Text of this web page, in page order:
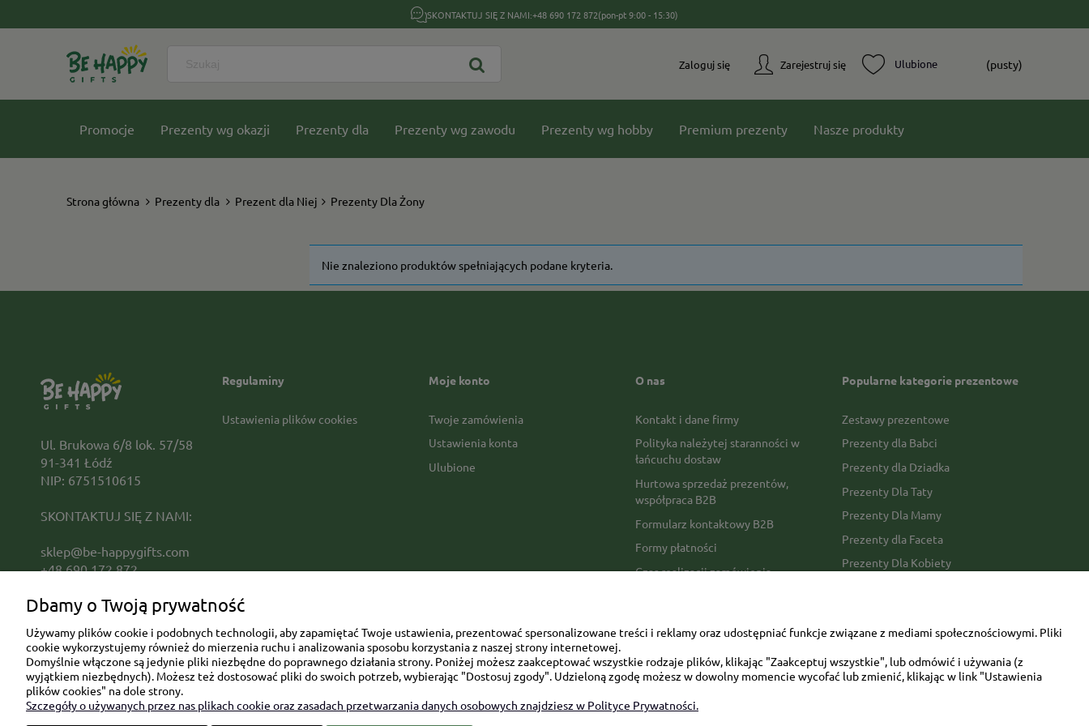
SKONTAKTUJ SIĘ Z NAMI:+48 690 172 872(pon-pt 9:00 - 15:30)
Zarejestruj się
Zaloguj się (pusty)
Promocje Prezenty wg okazji Prezenty dla Prezenty wg zawodu Prezenty wg hobby Premium prezenty Nasze produkty
Strona główna Prezenty dla Prezent dla Niej Prezenty Dla Żony
Nie znaleziono produktów spełniających podane kryteria.
Regulaminy
Ustawienia plików cookies
Moje konto
Twoje zamówienia
Ustawienia konta
Ulubione
O nas
Kontakt i dane firmy
Polityka należytej staranności w
łańcuchu dostaw
Hurtowa sprzedaż prezentów,
współpraca B2B
Formularz kontaktowy B2B
Formy płatności
Czas realizacji zamówienia
Mapa kategorii
Popularne kategorie prezentowe
Zestawy prezentowe
Prezenty dla Babci
Prezenty dla Dziadka
Prezenty Dla Taty
Prezenty Dla Mamy
Prezenty dla Faceta
Prezenty Dla Kobiety
Urodziny/imieniny
Ul. Brukowa 6/8 lok. 57/58
91-341 Łódź
NIP: 6751510615
SKONTAKTUJ SIĘ Z NAMI:
sklep@be-happygifts.com
+48 690 172 872
Dbamy o Twoją prywatność
Używamy plików cookie i podobnych technologii, aby zapamiętać Twoje ustawienia, prezentować spersonalizowane treści i reklamy oraz udostępniać funkcje związane z mediami społecznościowymi. Pliki
cookie wykorzystujemy również do mierzenia ruchu i analizowania sposobu korzystania z naszej strony internetowej.
Domyślnie włączone są jedynie pliki niezbędne do poprawnego działania strony. Poniżej możesz zaakceptować wszystkie rodzaje plików, klikając "Zaakceptuj wszystkie", lub odmówić i używania (z
wyjątkiem niezbędnych). Możesz też dostosować pliki do swoich potrzeb, wybierając "Dostosuj zgody". Udzieloną zgodę możesz w dowolny momencie wycofać lub zmienić, klikając w link "Ustawienia
plików cookies" na dole strony.
Szczegóły o używanych przez nas plikach cookie oraz zasadach przetwarzania danych osobowych znajdziesz w Polityce Prywatności.